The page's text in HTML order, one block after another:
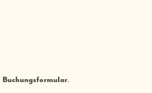
Buchungsformular.